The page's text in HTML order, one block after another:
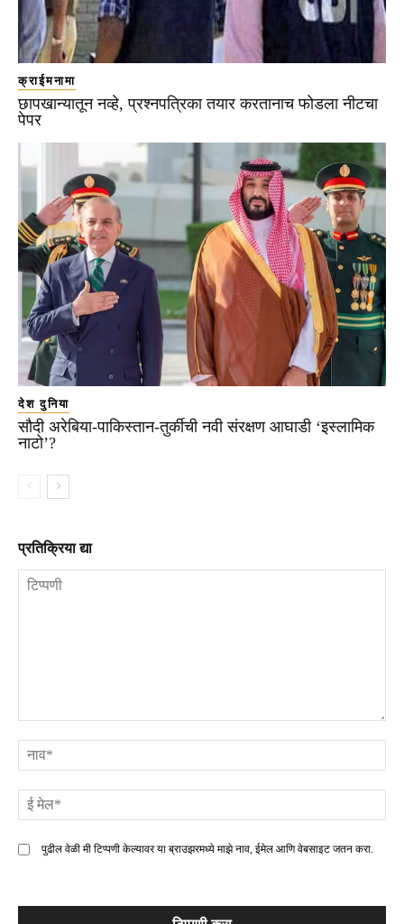
क्राईमनामा
छापखान्यातून नव्हे, प्रश्नपत्रिका तयार करतानाच फोडला नीटचा
पेपर
देश दुनिया
सौदी अरेबिया-पाकिस्तान-तुर्कीची नवी संरक्षण आघाडी ‘इस्लामिक
नाटो’?
प्रतिक्रिया द्या
पुढील वेळी मी टिप्पणी केल्यावर या ब्राउझरमध्ये माझे नाव, ईमेल आणि वेबसाइट जतन करा.